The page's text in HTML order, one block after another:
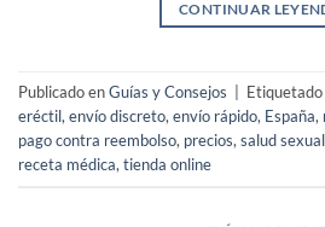
CONTINUAR
Publicado enGuías y Consejos Etiquetado
eréctil, envío discreto, envío rápido, España,
pago contra reembolso, precios, salud
receta médica, tienda online